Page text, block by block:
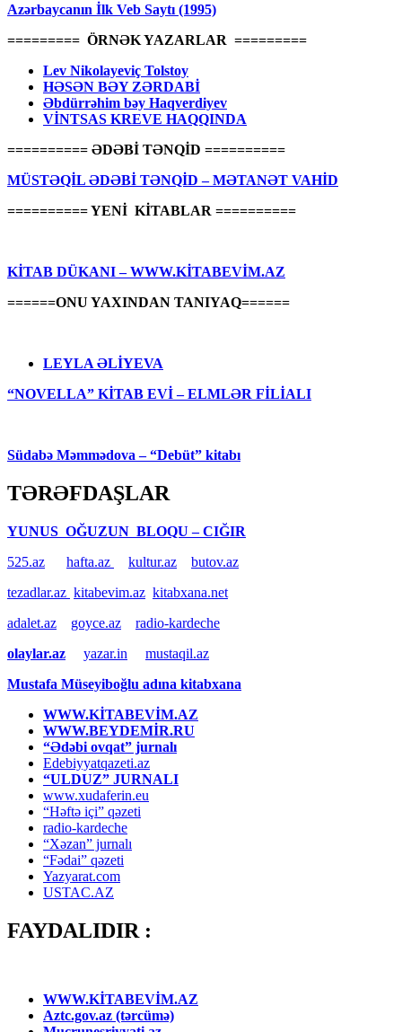
Azərbaycanın İlk Veb Saytı (1995)
========= ÖRNƏK YAZARLAR =========
Lev Nikolayeviç Tolstoy
HƏSƏN BƏY ZƏRDABİ
Əbdürrəhim bəy Haqverdiyev
VİNTSAS KREVE HAQQINDA
========== ƏDƏBİ TƏNQİD ==========
MÜSTƏQİL ƏDƏBİ TƏNQİD – MƏTANƏT VAHİD
========== YENİ KİTABLAR ==========
KİTAB DÜKANI – WWW.KİTABEVİM.AZ
======ONU YAXINDAN TANIYAQ======
LEYLA ƏLİYEVA
“NOVELLA” KİTAB EVİ – ELMLƏR FİLİALI
Südabə Məmmədova – “Debüt” kitabı
TƏRƏFDAŞLAR
YUNUS OĞUZUN BLOQU – CIĞIR
525.az
hafta.az kultur.az
butov.az
tezadlar.az kitabevim.az kitabxana.net
adalet.az
goyce.az
radio-kardeche
olaylar.az
yazar.in
mustaqil.az
Mustafa Müseyiboğlu adına kitabxana
WWW.KİTABEVİM.AZ
WWW.BEYDEMİR.RU
“Ədəbi ovqat” jurnalı
Edebiyyatqazeti.az
“ULDUZ” JURNALI
www.xudaferin.eu
“Həftə içi” qəzeti
radio-kardeche
“Xəzan” jurnalı
“Fədai” qəzeti
Yazyarat.com
USTAC.AZ
FAYDALIDIR :
WWW.KİTABEVİM.AZ
Aztc.gov.az (tərcümə)